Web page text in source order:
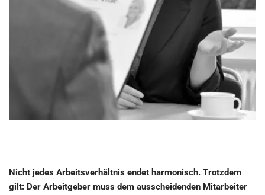
Nicht jedes Arbeitsverhältnis endet harmonisch. Trotzdem
gilt: Der Arbeitgeber muss dem ausscheidenden Mitarbeiter